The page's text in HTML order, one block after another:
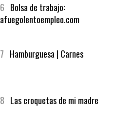
6 Bolsa de trabajo:
afuegolentoempleo.com
7 Hamburguesa | Carnes
8 Las croquetas de mi madre